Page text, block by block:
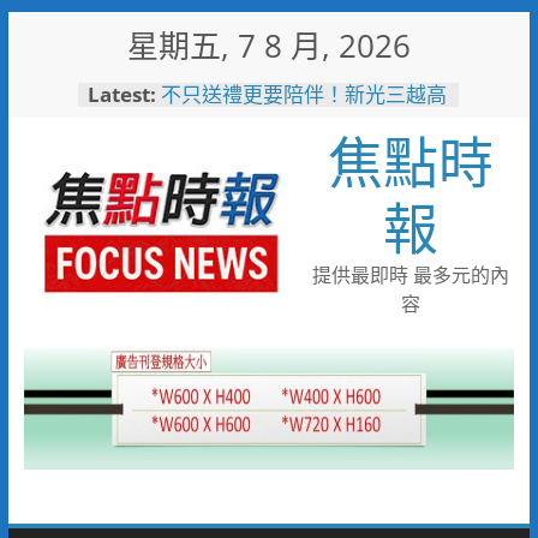
星期五, 7 8 月, 2026
Latest: 不只送禮更要陪伴！新光三越高
家庭體驗成熱門首選
台中市代表隊在花蓮綻放青春與
夢想 2026國際少年運動會勇奪
8金6銀6銅
宜蘭童玩節玩水後吃什麼？礁溪
「動涮」宜蘭獨家溫體牛、豬、
羊、雞 父親節聚餐新選擇
詐團收水手現身就栽了！前鎮警
黑手
臺東縣政府邀您「2026台東最
美星空」父親節帶爸爸追星去！
焦點時
報
提供最即時 最多元的內
容